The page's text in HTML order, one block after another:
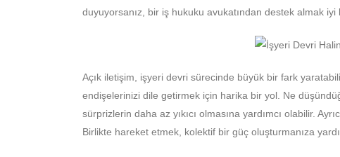
duyuyorsanız, bir iş hukuku avukatından destek almak
Açık iletişim, işyeri devri sürecinde büyük bir fark
endişelerinizi dile getirmek için harika bir yol. Ne
sürprizlerin daha az yıkıcı olmasına yardımcı olabilir.
Birlikte hareket etmek, kolektif bir güç oluşturmanıza